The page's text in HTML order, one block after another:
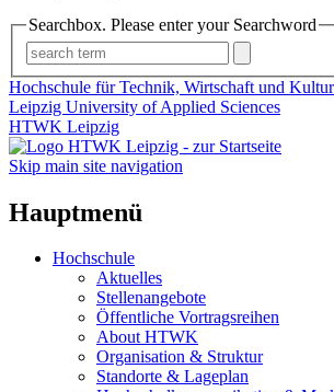
Searchbox. Please enter your Searchword
Hochschule für Technik, Wirtschaft und
Leipzig University of Applied Sciences
HTWK Leipzig
Skip main site navigation
Hauptmenü
Hochschule
Aktuelles
Stellenangebote
Öffentliche Vortragsreihen
About HTWK
Organisation & Struktur
Standorte & Lageplan